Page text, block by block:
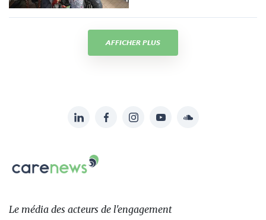
AFFICHER PLUS
sur:
LinkedInFacebookInstagramYouTubeSoundcloud
Le
des
Le média des acteurs de l'engagement